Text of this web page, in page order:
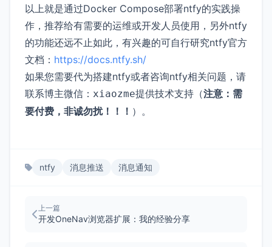
以上就是通过Docker Compose部署ntfy的实践操
作，推荐给有需要的运维或开发人员使用，另外ntfy
的功能还远不止如此，有兴趣的可自行研究ntfy官方
文档： https://docs.ntfy.sh/
如果您需要代为搭建ntfy或者咨询ntfy相关问题，请
联系博主微信： xiaozme提供技术支持（注意：需
要付费，非诚勿扰！！！ ）。
ntfy 消息推送 消息通知
上一篇
开发OneNav浏览器扩展：我的经验分享